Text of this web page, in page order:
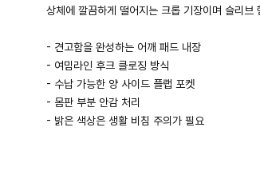
상체에 깔끔하게 떨어지는 크롭 기장이며 슬리
- 견고함을 완성하는 어깨 패드 내장
- 여밈라인 후크 클로징 방식
- 수납 가능한 양 사이드 플랩 포켓
- 몸판 부분 안감 처리
- 밝은 색상은 생활 비침 주의가 필요